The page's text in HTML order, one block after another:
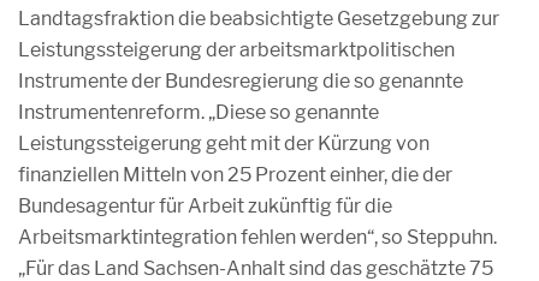
Landtagsfraktion die beabsichtigte Gesetzgebung zur
Leistungssteigerung der arbeitsmarktpolitischen
Instrumente der Bundesregierung die so genannte
Instrumentenreform. „Diese so genannte
Leistungssteigerung geht mit der Kürzung von
finanziellen Mitteln von 25 Prozent einher, die der
Bundesagentur für Arbeit zukünftig für die
Arbeitsmarktintegration fehlen werden“, so Steppuhn.
„Für das Land Sachsen-Anhalt sind das geschätzte 75